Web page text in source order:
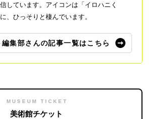
しています。アイコンは「イロハニく
、ひっそりと棲んでいます。
集部さんの記事一覧はこちら
MUSEUM TICKET
美術館チケット